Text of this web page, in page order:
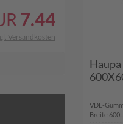
7.44
Versandkosten
VDE-
Breite 600...